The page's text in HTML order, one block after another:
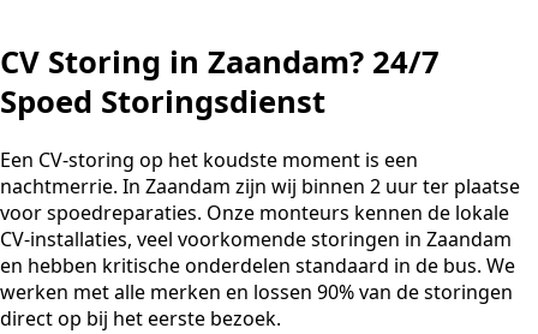
CV Storing in Zaandam? 24/7
Spoed Storingsdienst
Een CV-storing op het koudste moment is een
nachtmerrie. In Zaandam zijn wij binnen 2 uur ter plaatse
voor spoedreparaties. Onze monteurs kennen de lokale
CV-installaties, veel voorkomende storingen in Zaandam
en hebben kritische onderdelen standaard in de bus. We
werken met alle merken en lossen 90% van de storingen
direct op bij het eerste bezoek.